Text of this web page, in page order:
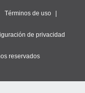
Términos de uso
de privacidad
reservados